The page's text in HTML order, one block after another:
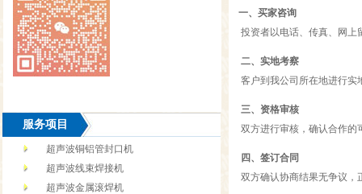
服务项目
超声波铜铝管封口机
超声波线束焊接机
超声波金属滚焊机
一、买家咨询
投资者以电话、传真、网上
二、实地考察
客户到我公司所在地进行实
三、资格审核
双方进行审核，确认合作的
四、签订合同
双方确认协商结果无争议，